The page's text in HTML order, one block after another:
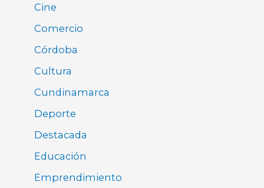
Cine
Comercio
Córdoba
Cultura
Cundinamarca
Deporte
Destacada
Educación
Emprendimiento